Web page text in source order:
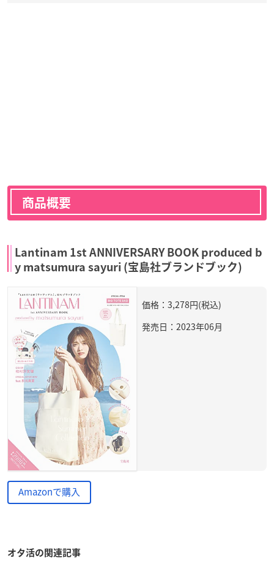
商品概要
Lantinam 1st ANNIVERSARY BOOK produced b
y matsumura sayuri (宝島社ブランドブック)
価格：3,278円(税込)
発売日：2023年06月
Amazonで購入
オタ活の関連記事